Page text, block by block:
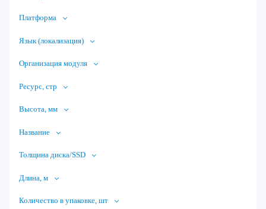
Платформа
Язык (локализация)
Организация модуля
Ресурс, стр
Высота, мм
Название
Толщина диска/SSD
Длина, м
Количество в упаковке, шт